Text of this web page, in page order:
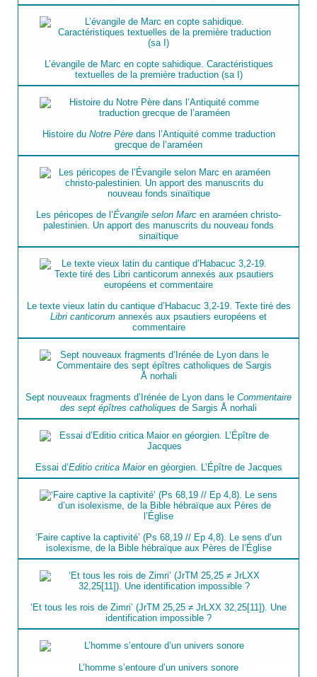
L’évangile de Marc en copte sahidique. Caractéristiques
textuelles de la première traduction (sa I)
Histoire du Notre Pèredans l’Antiquité comme traduction
grecque de l’araméen
Les péricopes de l’Évangile selon Marc en araméen christo-
palestinien. Un apport des manuscrits du nouveau fonds
sinaïtique
Le texte vieux latin du cantique d’Habacuc 3,2-19. Texte tiré des
Libri canticorum annexés aux psautiers européens et
commentaire
Sept nouveaux fragments d’Irénée de Lyon dans le Commentaire
des sept épîtres catholiques de Sargis Å norhali
Essai d’Editio critica Maioren géorgien. L’Épître de Jacques
‘Faire captive la captivité’ (Ps 68,19 // Ep 4,8). Le sens d’un
isolexisme, de la Bible hébraïque aux Pères de l’Église
‘Et tous les rois de Zimri’ (JrTM 25,25 ≠ JrLXX 32,25[11]). Une
identification impossible ?
L’homme s’entoure d’un univers sonore